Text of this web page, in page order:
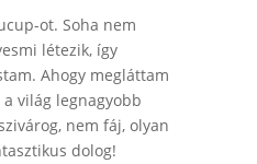
ot. Soha nem
létezik, így
Ahogy megláttam
világ legnagyobb
nem fáj, olyan
dolog!